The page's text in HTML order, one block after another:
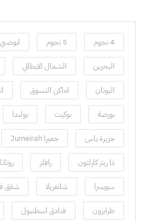
4 نجوم 5 نجوم ابوضبي
البحرين الشمال الايطالي
اليونان اماكن التسوق
بورصة بوكيت بولندا
جزيرة ياس جميرا Jumeirah
ذا ريتز كارلتون رافلز روتانا
سويسرا شانغريلا شقق
طرابزون فنادق اسطنبول